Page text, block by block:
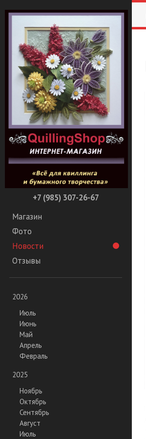
+7 (985) 307-26-67
Магазин
Фото
Новости
Отзывы
2026
Июль
Июнь
Май
Апрель
Февраль
2025
Ноябрь
Октябрь
Сентябрь
Август
Июль